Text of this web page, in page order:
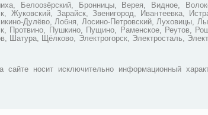
Белоозёрский, Бронницы, Верея, Видное,
Жуковский, Зарайск, Звенигород, Ивантеевка,
Дулёво, Лобня, Лосино-Петровский,
Протвино, Пушкино, Пущино, Раменское, Реутов,
Шатура, Щёлково, Электрогорск, Электросталь,
носит исключительно информационный